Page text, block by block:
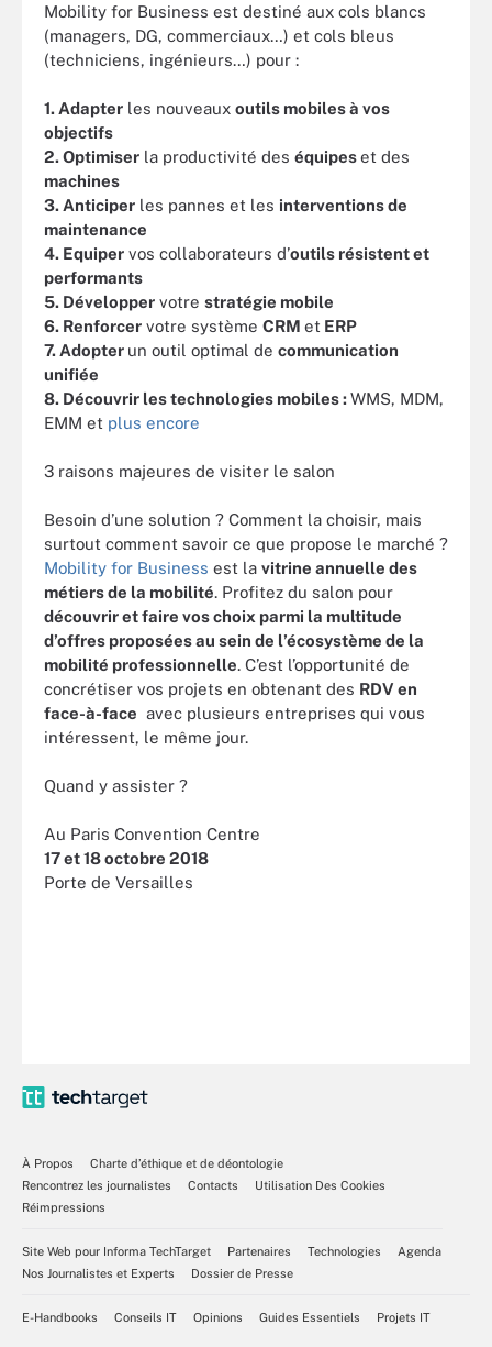
Mobility for Business est destiné aux cols blancs
(managers, DG, commerciaux…) et cols bleus
(techniciens, ingénieurs…) pour :
1. Adapter les nouveaux outils mobiles à vos
objectifs
2. Optimiser la productivité des équipeset des
machines
3. Anticiper les pannes et les interventions de
maintenance
4. Equiper vos collaborateurs d’outils résistent et
performants
5. Développer votre stratégie mobile
6. Renforcer votre système CRM et ERP
7. Adopter un outil optimal de communication
unifiée
8. Découvrir les technologies mobiles :WMS, MDM,
EMM et plus encore
3 raisons majeures de visiter le salon
Besoin d’une solution ? Comment la choisir, mais
surtout comment savoir ce que propose le marché ?
Mobility for Business est la vitrine annuelle des
métiers de la mobilité. Profitez du salon pour
découvrir et faire vos choix parmi la multitude
d’offres proposées au sein de l’écosystème de la
mobilité professionnelle. C’est l’opportunité de
concrétiser vos projets en obtenant des RDV en
face-à-face avec plusieurs entreprises qui vous
intéressent, le même jour.
Quand y assister ?
Au Paris Convention Centre
17 et 18 octobre 2018
Porte de Versailles
À Propos
Charte d’éthique et de déontologie
Rencontrez les journalistes
Contacts
Utilisation Des Cookies
Réimpressions
Site Web pour Informa TechTarget Partenaires Technologies
Agenda
Nos Journalistes et Experts
Dossier de Presse
E-Handbooks Conseils IT Opinions Guides Essentiels Projets IT